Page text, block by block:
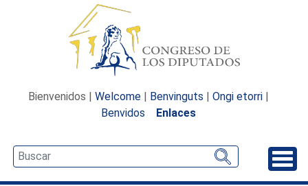
Bienvenidos | Welcome | Benvinguts | Ongi etorri |
Benvidos
Enlaces